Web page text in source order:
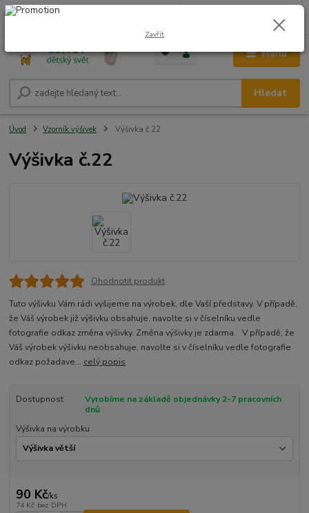
Menu
Hledat
+420 604 278 943 0,00 Kč
Úvod Vzorník výšivek Výšivka č.22
Výšivka č.22
Ohodnotit produkt
Tuto výšivku Vám rádi vyšijeme na výrobek, dle Vaší představy. V případě,
že Váš výrobek již výšivku obsahuje, navolte si v číselníku vedle
fotografie odkaz změna výšivky. Změna výšivky je zdarma. V případě, že
Váš výrobek výšivku neobsahuje, navolte si v číselníku vedle fotografie
odkaz požadave... celý popis
Dostupnost
Vyrobíme na základě objednávky 2-7 pracovních
dnů
Výšivka na výrobku
90 Kč/ks
74 Kč bez DPH
Zavřít